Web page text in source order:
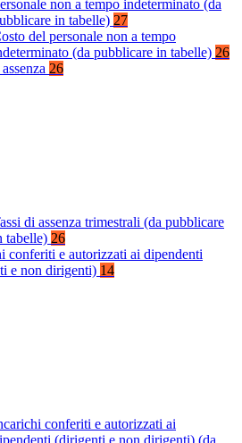
non a tempo indeterminato (da
in tabelle) 27
del personale non a tempo
(da pubblicare in tabelle) 26
26
di assenza trimestrali (da pubblicare
tabelle) 26
conferiti e autorizzati ai dipendenti
e non dirigenti) 14
conferiti e autorizzati ai